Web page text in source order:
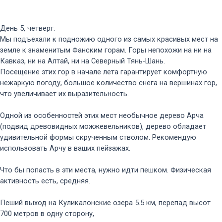
День 5, четверг.
Мы подъехали к подножию одного из самых красивых мест на
земле к знаменитым Фанским горам. Горы непохожи на ни на
Кавказ, ни на Алтай, ни на Северный Тянь-Шань.
Посещение этих гор в начале лета гарантирует комфортную
нежаркую погоду, большое количество снега на вершинах гор,
что увеличивает их выразительность.
Одной из особенностей этих мест необычное дерево Арча
(подвид древовидных можжевельников), дерево обладает
удивительной формы скрученным стволом. Рекомендую
использовать Арчу в ваших пейзажах.
Что бы попасть в эти места, нужно идти пешком. Физическая
активность есть, средняя.
Пеший выход на Куликалонские озера 5.5 км, перепад высот
700 метров в одну сторону,